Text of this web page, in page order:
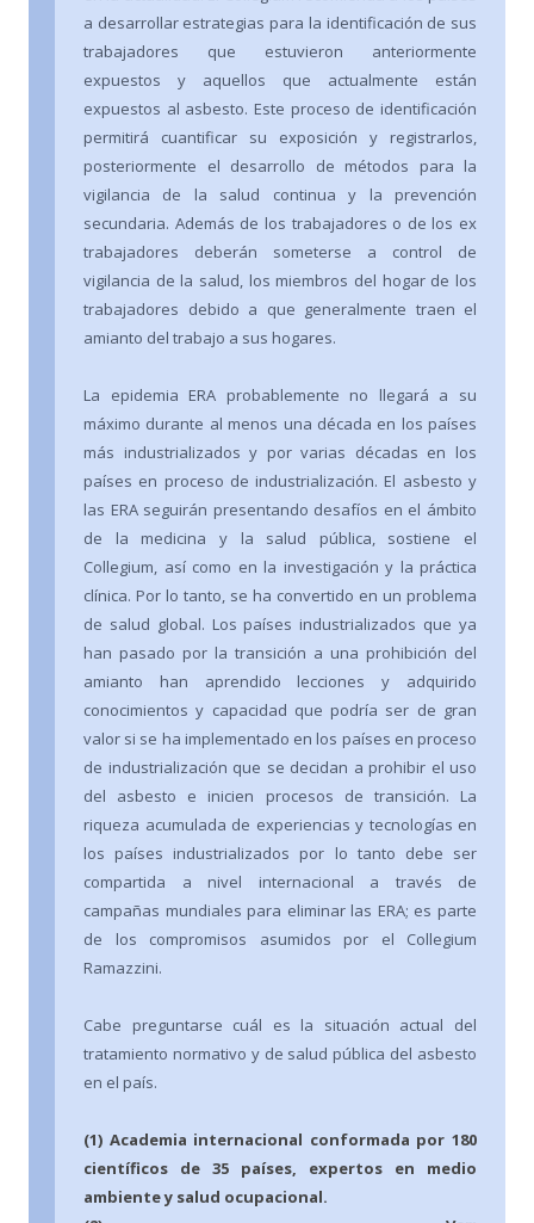
a desarrollar estrategias para la identificación de sus
trabajadores que estuvieron anteriormente
expuestos y aquellos que actualmente están
expuestos al asbesto. Este proceso de identificación
permitirá cuantificar su exposición y registrarlos,
posteriormente el desarrollo de métodos para la
vigilancia de la salud continua y la prevención
secundaria. Además de los trabajadores o de los ex
trabajadores deberán someterse a control de
vigilancia de la salud, los miembros del hogar de los
trabajadores debido a que generalmente traen el
amianto del trabajo a sus hogares.
La epidemia ERA probablemente no llegará a su
máximo durante al menos una década en los países
más industrializados y por varias décadas en los
países en proceso de industrialización. El asbesto y
las ERA seguirán presentando desafíos en el ámbito
de la medicina y la salud pública, sostiene el
Collegium, así como en la investigación y la práctica
clínica. Por lo tanto, se ha convertido en un problema
de salud global. Los países industrializados que ya
han pasado por la transición a una prohibición del
amianto han aprendido lecciones y adquirido
conocimientos y capacidad que podría ser de gran
valor si se ha implementado en los países en proceso
de industrialización que se decidan a prohibir el uso
del asbesto e inicien procesos de transición. La
riqueza acumulada de experiencias y tecnologías en
los países industrializados por lo tanto debe ser
compartida a nivel internacional a través de
campañas mundiales para eliminar las ERA; es parte
de los compromisos asumidos por el Collegium
Ramazzini.
Cabe preguntarse cuál es la situación actual del
tratamiento normativo y de salud pública del asbesto
en el país.
(1) Academia internacional conformada por 180
científicos de 35 países, expertos en medio
ambiente y salud ocupacional.